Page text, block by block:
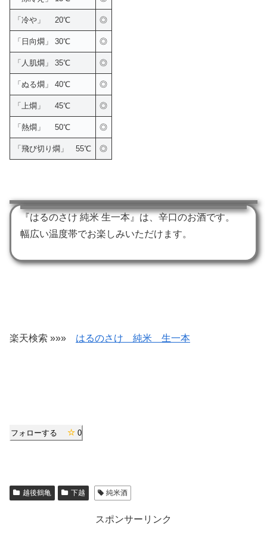
「冷や」 20℃ ◎
「日向燗」 30℃ ◎
「人肌燗」 35℃ ◎
「ぬる燗」 40℃ ◎
「上燗」 45℃ ◎
「熱燗」 50℃ ◎
「飛び切り燗」 55℃ ◎
『はるのさけ 純米 生一本』は、辛口のお酒です。
幅広い温度帯でお楽しみいただけます。
楽天検索 »»» はるのさけ 純米 生一本
フォローする 0
越後鶴亀 下越 純米酒
スポンサーリンク